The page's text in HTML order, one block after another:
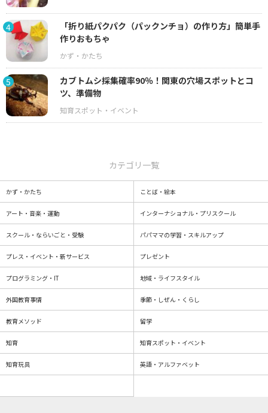
4
「折り紙パクパク（パックンチョ）の作り方」簡単手
作りおもちゃ
5
カブトムシ採集確率90％！関東の穴場スポットとコ
ツ、準備物
カテゴリ一覧
かず・かたち ことば・絵本
アート・音楽・運動 インターナショナル・プリスクール
スクール・ならいごと・受験 パパママの学習・スキルアップ
プレス・イベント・新サービス プレゼント
プログラミング・IT 地域・ライフスタイル
外国教育事情 季節・しぜん・くらし
教育メソッド 留学
知育 知育スポット・イベント
知育玩具 英語・アルファベット